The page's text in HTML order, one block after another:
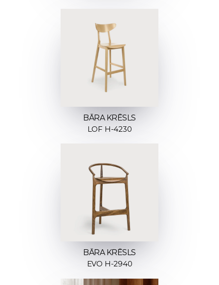
BĀRA KRĒSLS
LOF H-4230
BĀRA KRĒSLS
EVO H-2940